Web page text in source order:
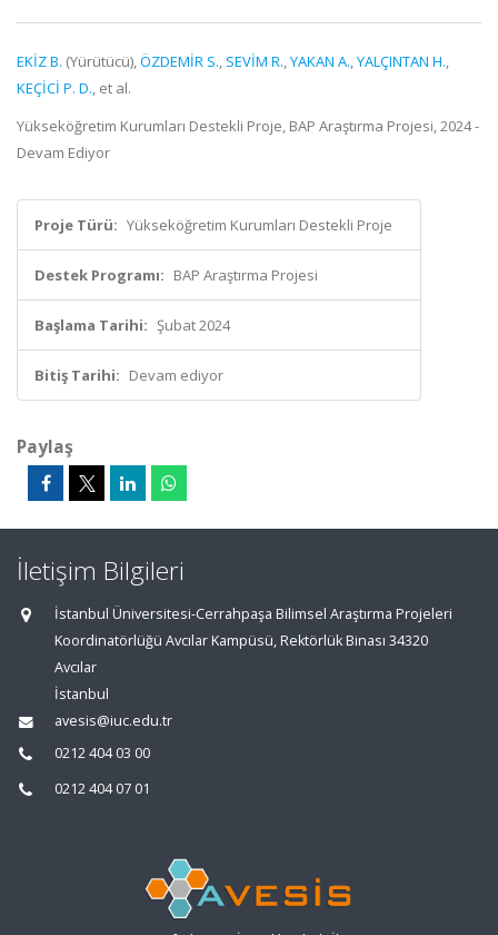
EKİZ B. (Yürütücü),ÖZDEMİR S., SEVİM R.,YAKAN A.,YALÇINTAN H.,
KEÇİCİ P. D., et al.
Yükseköğretim Kurumları Destekli Proje, BAP Araştırma Projesi, 2024 -
Devam Ediyor
Proje Türü: Yükseköğretim Kurumları Destekli Proje
Destek Programı: BAP Araştırma Projesi
Başlama Tarihi: Şubat 2024
Bitiş Tarihi: Devam ediyor
Paylaş
İletişim Bilgileri
İstanbul Üniversitesi-Cerrahpaşa Bilimsel Araştırma Projeleri
Koordinatörlüğü Avcılar Kampüsü, Rektörlük Binası 34320
Avcılar
İstanbul
avesis@iuc.edu.tr
0212 404 03 00
0212 404 07 01